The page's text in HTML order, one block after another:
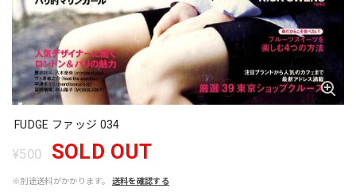
FUDGE ファッジ 034
¥500 SOLD OUT
※別途送料がかかります。 送料を確認する